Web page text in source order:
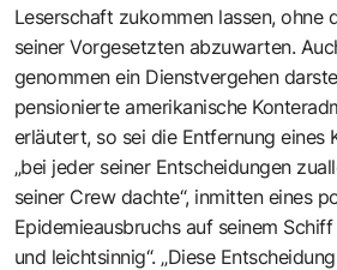
Leserschaft zukommen lassen, ohne
seiner Vorgesetzten abzuwarten.
genommen ein Dienstvergehen
pensionierte amerikanische
erläutert, so sei die Entfernung eines
„bei jeder seiner Entscheidungen
seiner Crew dachte“, inmitten eines
Epidemieausbruchs auf seinem
und leichtsinnig“. „Diese